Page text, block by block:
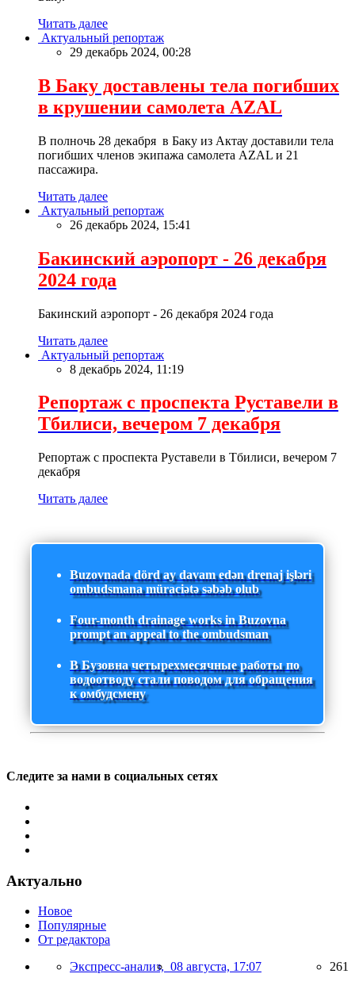
Читать далее
Актуальный репортаж
29 декабрь 2024, 00:28
В Баку доставлены тела погибших
в крушении самолета AZAL
В полночь 28 декабря в Баку из Актау доставили тела
погибших членов экипажа самолета AZAL и 21
пассажира.
Читать далее
Актуальный репортаж
26 декабрь 2024, 15:41
Бакинский аэропорт - 26 декабря
2024 года
Бакинский аэропорт - 26 декабря 2024 года
Читать далее
Актуальный репортаж
8 декабрь 2024, 11:19
Репортаж с проспекта Руставели в
Тбилиси, вечером 7 декабря
Репортаж с проспекта Руставели в Тбилиси, вечером 7
декабря
Читать далее
Buzovnada dörd ay davam edən drenaj işləri
ombudsmana müraciətə səbəb olub
Four-month drainage works in Buzovna
prompt an appeal to the ombudsman
В Бузовна четырехмесячные работы по
водоотводу стали поводом для обращения
к омбудсмену
Следите за нами в социальных сетях
Актуально
Новое
Популярные
От редактора
Экспресс-анализ, 08 августа, 17:07 261